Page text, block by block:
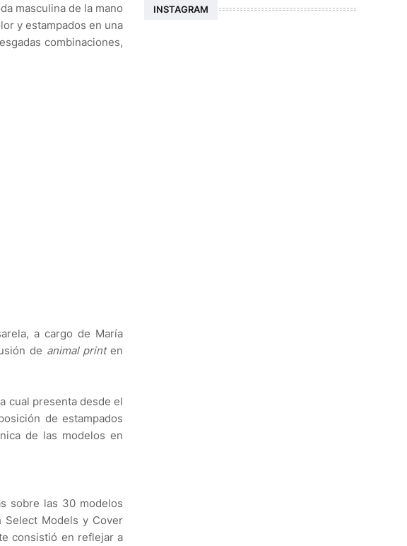
masculina de la mano
y estampados en una
combinaciones,
a cargo de María
de animal printen
cual presenta desde el
de estampados
de las modelos en
sobre las 30 modelos
Select Models y Cover
consistió en reflejar a
INSTAGRAM